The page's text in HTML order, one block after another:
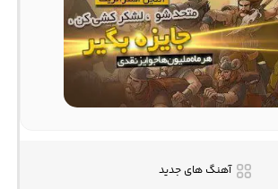
آهنگ های جدید